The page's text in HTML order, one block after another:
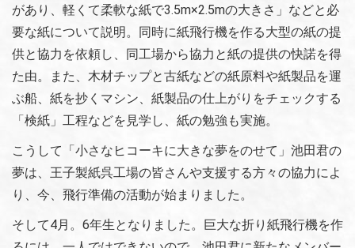
があり、軽くて柔軟な紙で3.5m×2.5mの大きさ」などと必
要な紙について説明。同時に紙飛行機を作る大型の紙の提
供と協力を依頼し、同工場から協力と紙の提供の快諾を得
た由。また、木材チップと古紙などの紙原料や紙製品を運
ぶ船、紙を抄くマシン、紙製品の仕上がりをチェックする
「検紙」工程などを見学し、紙の勉強も実施。
こうして「小さなヒコーキに大きな夢をのせて」池田君の
夢は、王子製紙呉工場の皆さんや支援する方々の協力によ
り、今、飛行準備の活動が始まりました。
そして4月。6年生となりました。巨大な折り紙飛行機を作